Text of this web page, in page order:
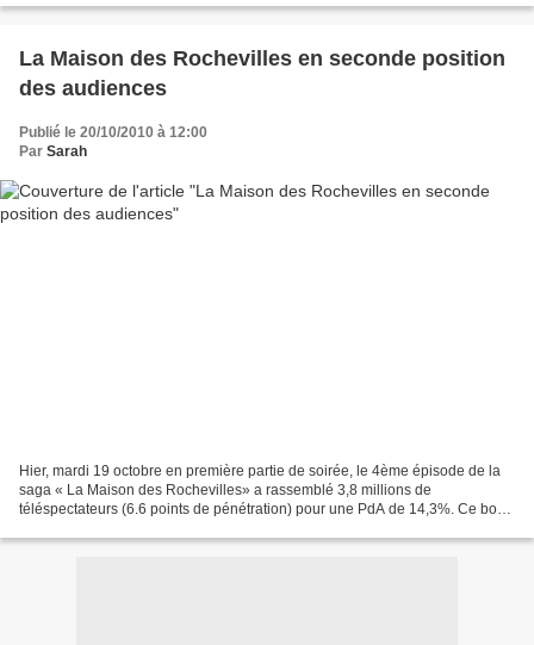
La Maison des Rochevilles en seconde position
des audiences
Publié le 20/10/2010 à 12:00
Par Sarah
Hier, mardi 19 octobre en première partie de soirée, le 4ème épisode de la
saga « La Maison des Rochevilles» a rassemblé 3,8 millions de
téléspectateurs (6.6 points de pénétration) pour une PdA de 14,3%. Ce bon